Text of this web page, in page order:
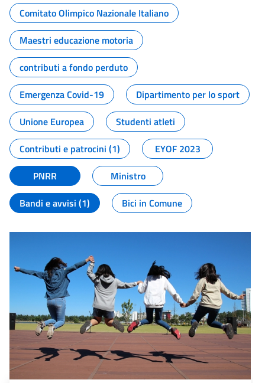
Comitato Olimpico Nazionale Italiano
Maestri educazione motoria
contributi a fondo perduto
Emergenza Covid-19
Dipartimento per lo sport
Unione Europea
Studenti atleti
Contributi e patrocini (1)
EYOF 2023
PNRR
Ministro
Bandi e avvisi (1)
Bici in Comune